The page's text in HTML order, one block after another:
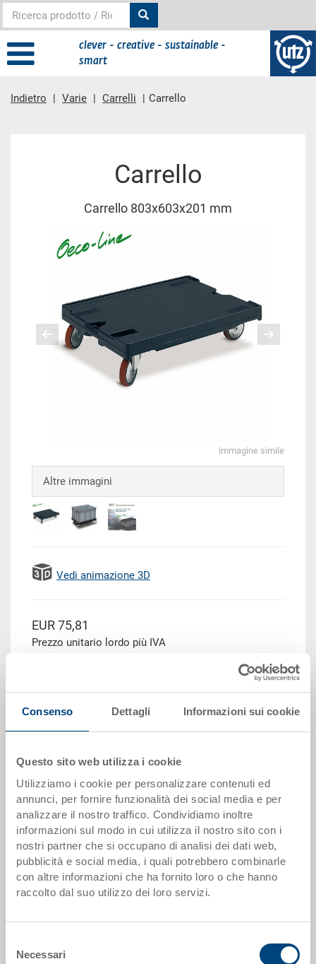
Consenso Dettagli Informazioni sui cookie
Questo sito web utilizza i cookie
Utilizziamo i cookie per personalizzare contenuti ed
annunci, per fornire funzionalità dei social media e per
analizzare il nostro traffico. Condividiamo inoltre
informazioni sul modo in cui utilizza il nostro sito con i
nostri partner che si occupano di analisi dei dati web,
pubblicità e social media, i quali potrebbero combinarle
con altre informazioni che ha fornito loro o che hanno
raccolto dal suo utilizzo dei loro servizi.
delNecessari
clever - creative - sustainable -
smart
Indietro Varie Carrelli Carrello
Carrello
Carrello 803x603x201 mm
immagine simile
Altre immagini
Vedi animazione 3D
EUR 75,81
Prezzo unitario lordo più IVA
da 1 pezzi
da 50 pezzi EUR 68,03
da 250 pezzi EUR 62,89
Scaglionamento per quantità secondo le unità di imballo.
Dati articolo
Codice